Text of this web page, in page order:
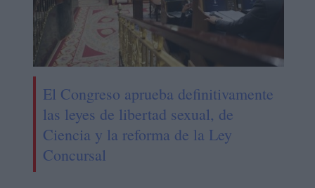
El Congreso aprueba definitivamente
las leyes de libertad sexual, de
Ciencia y la reforma de la Ley
Concursal